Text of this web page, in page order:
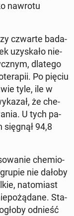
nawrotu
czwarte ba­da­
uzy­ska­ło nie­
dlatego
Po pięciu
tyle, ile w
że che­
U tych pa­
94,8
che­mio­
nie dałoby
na­to­miast
Sta­
odnieść